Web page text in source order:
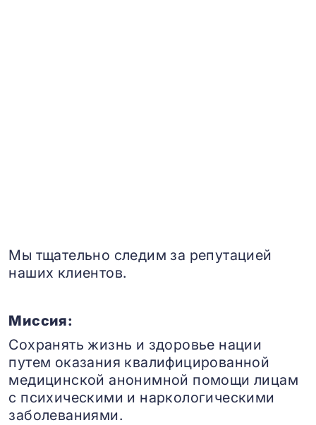
Мы тщательно следим за репутацией
наших клиентов.
Миссия:
Сохранять жизнь и здоровье нации
путем оказания квалифицированной
медицинской анонимной помощи лицам
с психическими и наркологическими
заболеваниями.